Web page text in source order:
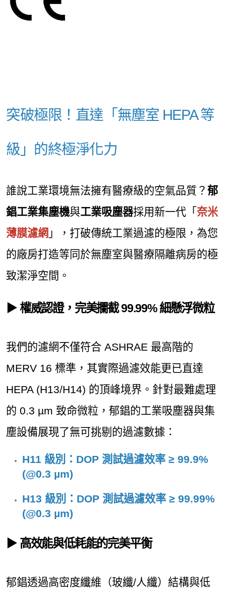
突破極限！直達「無塵室 HEPA 等
級」的終極淨化力
誰說工業環境無法擁有醫療級的空氣品質？ 郁
錩工業集塵機與工業吸塵器採用新一代「 奈米
薄膜濾網 」，打破傳統工業過濾的極限，為您
的廠房打造等同於無塵室與醫療隔離病房的極
致潔淨空間。
▶權威認證，完美攔截 99.99% 細懸浮微粒
我們的濾網不僅符合 ASHRAE 最高階的
MERV 16 標準，其實際過濾效能更已直達
HEPA (H13/H14) 的頂峰境界。針對最難處理
的 0.3 µm 致命微粒，郁錩的工業吸塵器與集
塵設備展現了無可挑剔的過濾數據：
H11 級別：DOP 測試過濾效率 ≥ 99.9%
(@0.3 µm)
H13 級別：DOP 測試過濾效率 ≥ 99.99%
(@0.3 µm)
▶ 高效能與低耗能的完美平衡
郁錩透過高密度纖維（玻纖/人纖）結構與低